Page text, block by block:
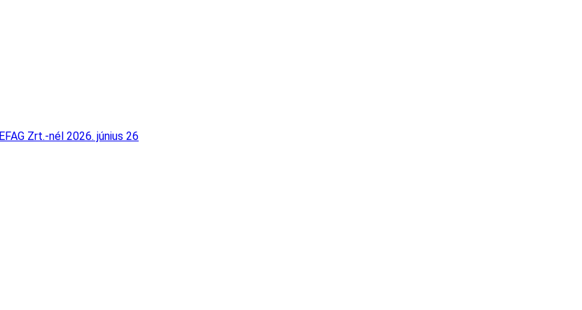
Zrt.-nél 2026. június 26